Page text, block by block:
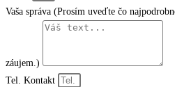
Vaša správa (Prosím uveďte čo
záujem.)
Tel. Kontakt